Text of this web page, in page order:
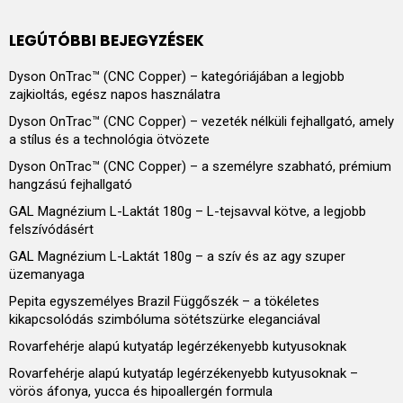
LEGÚTÓBBI BEJEGYZÉSEK
Dyson OnTrac™ (CNC Copper) – kategóriájában a legjobb
zajkioltás, egész napos használatra
Dyson OnTrac™ (CNC Copper) – vezeték nélküli fejhallgató, amely
a stílus és a technológia ötvözete
Dyson OnTrac™ (CNC Copper) – a személyre szabható, prémium
hangzású fejhallgató
GAL Magnézium L-Laktát 180g – L-tejsavval kötve, a legjobb
felszívódásért
GAL Magnézium L-Laktát 180g – a szív és az agy szuper
üzemanyaga
Pepita egyszemélyes Brazil Függőszék – a tökéletes
kikapcsolódás szimbóluma sötétszürke eleganciával
Rovarfehérje alapú kutyatáp legérzékenyebb kutyusoknak
Rovarfehérje alapú kutyatáp legérzékenyebb kutyusoknak –
vörös áfonya, yucca és hipoallergén formula